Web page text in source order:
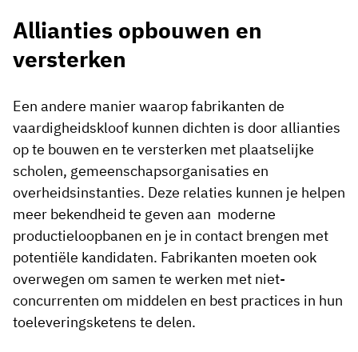
Allianties opbouwen en
versterken
Een andere manier waarop fabrikanten de
vaardigheidskloof kunnen dichten is door allianties
op te bouwen en te versterken met plaatselijke
scholen, gemeenschapsorganisaties en
overheidsinstanties. Deze relaties kunnen je helpen
meer bekendheid te geven aan moderne
productieloopbanen en je in contact brengen met
potentiële kandidaten. Fabrikanten moeten ook
overwegen om samen te werken met niet-
concurrenten om middelen en best practices in hun
toeleveringsketens te delen.